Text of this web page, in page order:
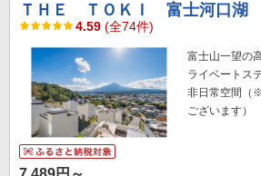
ＴＨＥ ＴＯＫＩ 富士河口湖
4.59 (全74件)
富士山一望の
ライベートス
非日常空間（
ございます）